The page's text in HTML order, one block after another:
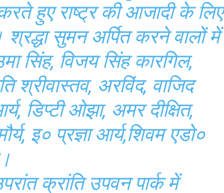
करते हुए राष्ट्र की आजादी के लिए
श्रद्धा सुमन अर्पित करने वालों में
सिंह, विजय सिंह कारगिल,
श्रीवास्तव, अरविंद, वाजिद
डिप्टी ओझा, अमर दीक्षित,
इ० प्रज्ञा आर्य,शिवम एडो०
क्रांति उपवन पार्क में